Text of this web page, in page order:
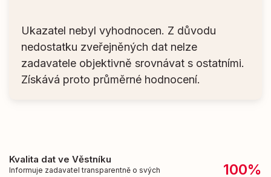
Ukazatel nebyl vyhodnocen. Z důvodu
nedostatku zveřejněných dat nelze
zadavatele objektivně srovnávat s ostatními.
Získává proto průměrné hodnocení.
Kvalita dat ve Věstníku
Informuje zadavatel transparentně o svých
100%